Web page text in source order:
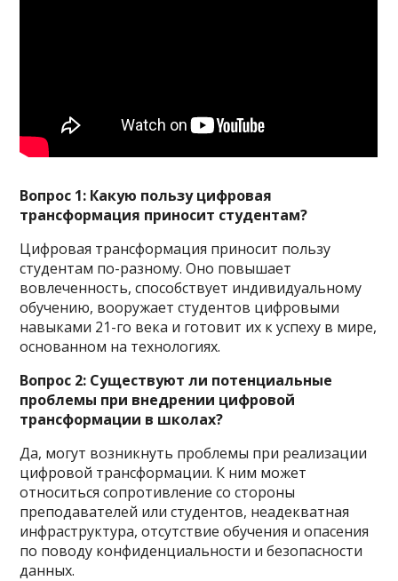
Вопрос 1: Какую пользу цифровая
трансформация приносит студентам?
Цифровая трансформация приносит пользу
студентам по-разному. Оно повышает
вовлеченность, способствует индивидуальному
обучению, вооружает студентов цифровыми
навыками 21-го века и готовит их к успеху в мире,
основанном на технологиях.
Вопрос 2: Существуют ли потенциальные
проблемы при внедрении цифровой
трансформации в школах?
Да, могут возникнуть проблемы при реализации
цифровой трансформации. К ним может
относиться сопротивление со стороны
преподавателей или студентов, неадекватная
инфраструктура, отсутствие обучения и опасения
по поводу конфиденциальности и безопасности
данных.